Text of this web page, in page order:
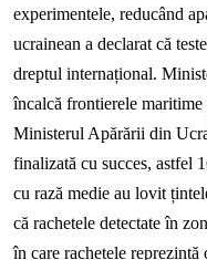
experimentele, reducând
ucrainean a declarat că
dreptul internațional.
încalcă frontierele maritime
Ministerul Apărării din
finalizată cu succes, astfel
cu rază medie au lovit
că rachetele detectate în
în care rachetele